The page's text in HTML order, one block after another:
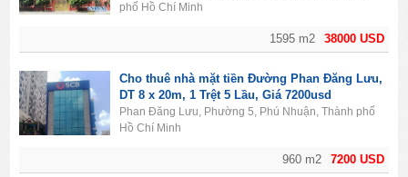
38000 USD
1595 m2
phố Hồ Chí Minh
7200 USD
960 m2
Cho thuê nhà mặt tiền Đường Phan Đăng Lưu,
DT 8 x 20m, 1 Trệt 5 Lầu, Giá 7200usd
Phan Đăng Lưu, Phường 5, Phú Nhuận, Thành phố
Hồ Chí Minh